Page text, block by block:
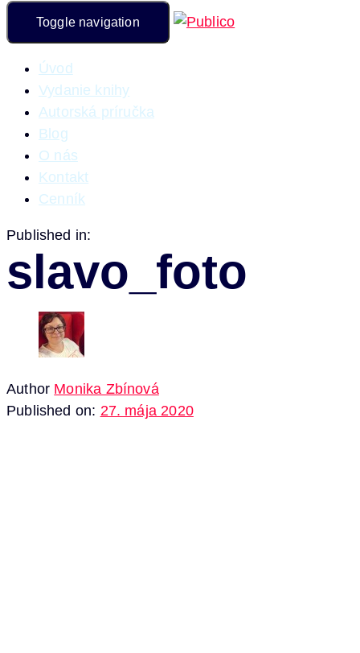
Toggle navigation
Úvod
Vydanie knihy
Autorská príručka
Blog
O nás
Kontakt
Cenník
Published in:
slavo_foto
Author Monika Zbínová
Published on: 27. mája 2020